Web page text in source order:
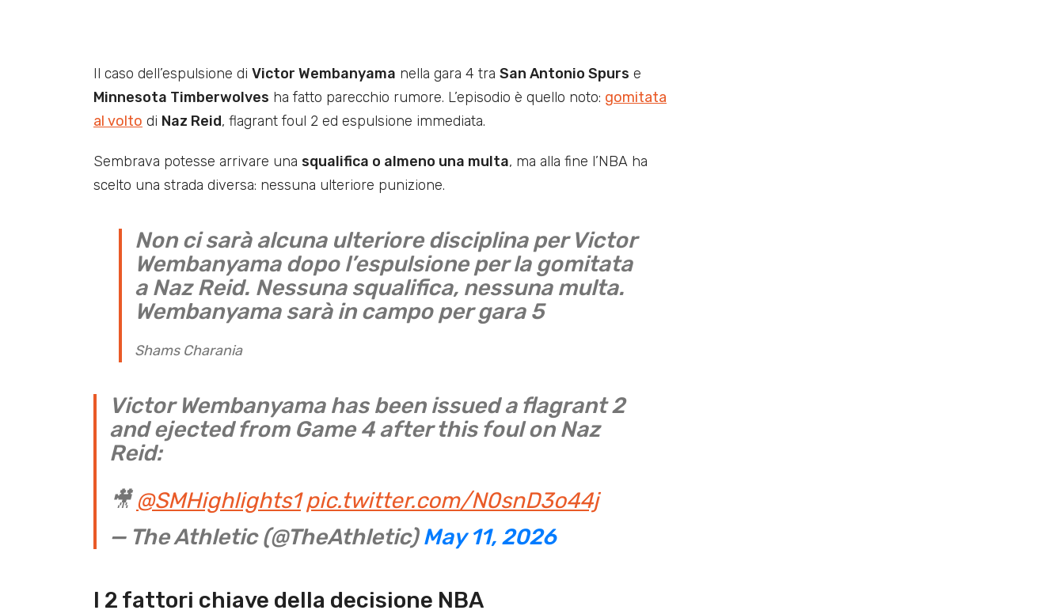
Il caso dell’espulsione di Victor Wembanyama nella gara 4 tra San Antonio Spurs e
Minnesota Timberwolves ha fatto parecchio rumore. L’episodio è quello noto: gomitata
al volto di Naz Reid, flagrant foul 2 ed espulsione immediata.
Sembrava potesse arrivare una squalifica o almeno una multa, ma alla fine l’NBA ha
scelto una strada diversa: nessuna ulteriore punizione.
Non ci sarà alcuna ulteriore disciplina per Victor
Wembanyama dopo l’espulsione per la gomitata
a Naz Reid. Nessuna squalifica, nessuna multa.
Wembanyama sarà in campo per gara 5
Shams Charania
Victor Wembanyama has been issued a flagrant 2
and ejected from Game 4 after this foul on Naz
Reid:
🎥@SMHighlights1 pic.twitter.com/N0snD3o44j
— The Athletic (@TheAthletic)May 11, 2026
I 2 fattori chiave della decisione NBA